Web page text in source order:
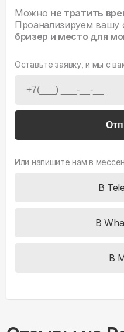
Можно не тратить
Проанализируем вашу
бризер и место для
Оставьте заявку, и мы с
Или напишите нам в
В
В
В